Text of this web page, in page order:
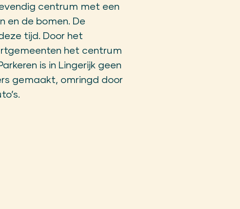
centrum met een
en de bomen. De
tijd. Door het
het centrum
is in Lingerijk geen
gemaakt, omringd door